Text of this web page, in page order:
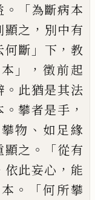
。「為斷病本
顯之 ， 別中有
何斷 」 下 ， 教
」， 徵前起
。 此猶是其法
。攀者是手 ，
物 、 如足緣
顯之 。「從有
依此妄心 ， 能
。「何所攀